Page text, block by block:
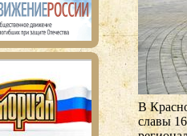
В
славы